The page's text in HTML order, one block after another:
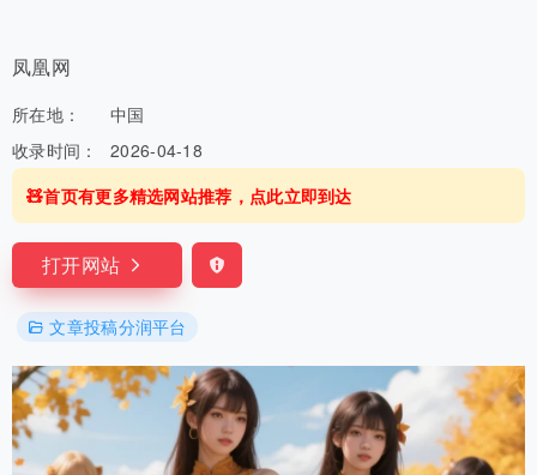
凤凰网
所在地：
中国
收录时间：
2026-04-18
🧸首页有更多精选网站推荐，点此立即到达
打开网站
文章投稿分润平台